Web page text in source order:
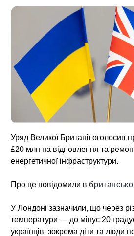
Уряд Великої Британії оголосив
£20 млн на відновлення та
енергетичної інфраструктури.
Про це повідомили в
У Лондоні зазначили, що через
температури — до мінус 20
українців, зокрема діти та люди